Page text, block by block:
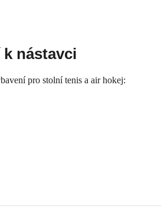
nástavci
pro stolní tenis a air hokej: